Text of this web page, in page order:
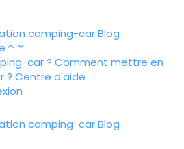
camping-carBlog
car ? Comment mettre en
? Centre d'aide
camping-carBlog